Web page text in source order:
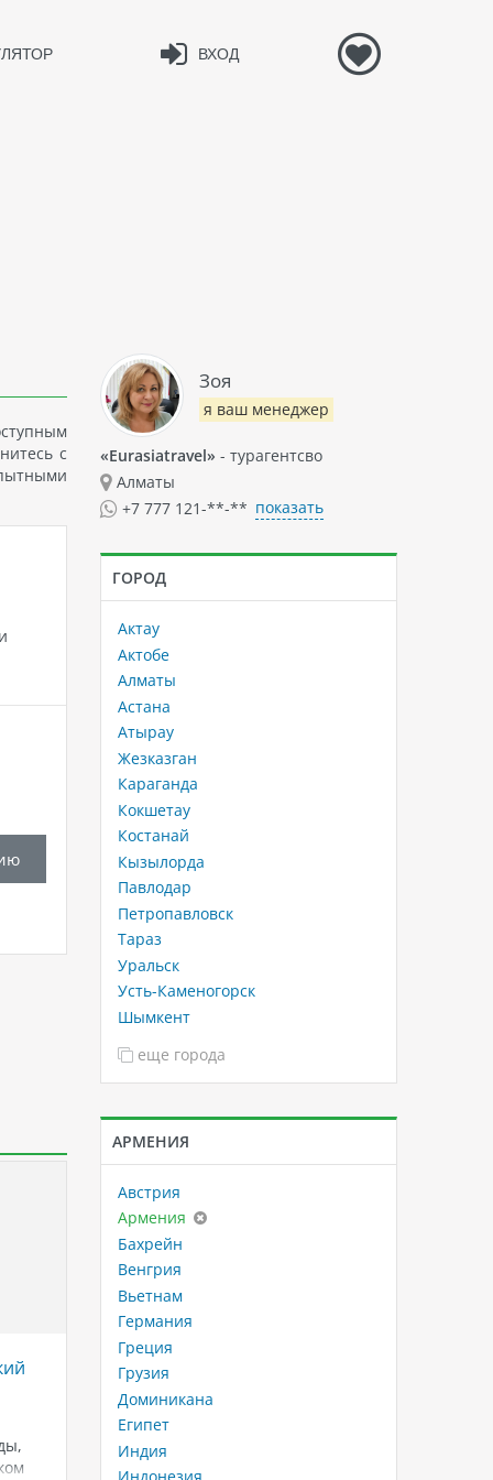
ВХОД
с
IC Hotels Green Palace 5*:
самый большой и новый
аквапарк в регионе Лара и
Кунду!
IC Hotels Green Palace 5* –
Зоя
я ваш менеджер
«Eurasiatravel» - турагентсво
Алматы
+7 777 121-**-** показать
ГОРОД
Актау
Актобе
Алматы
Астана
Атырау
Жезказган
Караганда
Кокшетау
Костанай
Кызылорда
Павлодар
Петропавловск
Тараз
Уральск
Усть-Каменогорск
Шымкент
еще города
АРМЕНИЯ
Австрия
Армения
Бахрейн
Венгрия
Вьетнам
Германия
Греция
Грузия
Доминикана
Египет
Индия